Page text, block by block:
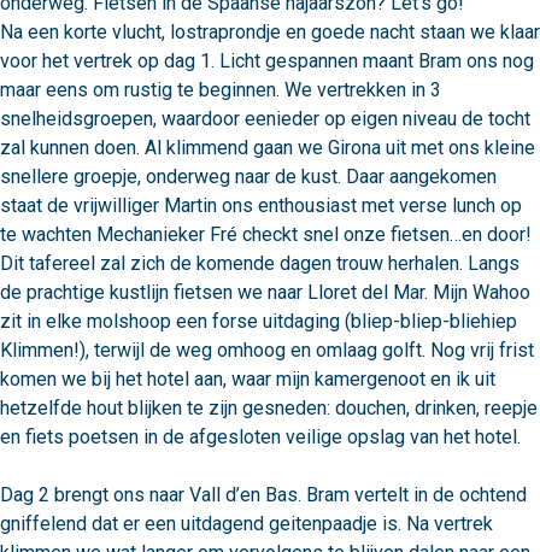
Na een korte vlucht, lostraprondje en goede nacht staan we klaar
voor het vertrek op dag 1. Licht gespannen maant Bram ons nog
maar eens om rustig te beginnen. We vertrekken in 3
snelheidsgroepen, waardoor eenieder op eigen niveau de tocht
zal kunnen doen. Al klimmend gaan we Girona uit met ons kleine
snellere groepje, onderweg naar de kust. Daar aangekomen
staat de vrijwilliger Martin ons enthousiast met verse lunch op
te wachten Mechanieker Fré checkt snel onze fietsen…en door!
Dit tafereel zal zich de komende dagen trouw herhalen. Langs
de prachtige kustlijn fietsen we naar Lloret del Mar. Mijn Wahoo
zit in elke molshoop een forse uitdaging (bliep-bliep-bliehiep
Klimmen!), terwijl de weg omhoog en omlaag golft. Nog vrij frist
komen we bij het hotel aan, waar mijn kamergenoot en ik uit
hetzelfde hout blijken te zijn gesneden: douchen, drinken, reepje
en fiets poetsen in de afgesloten veilige opslag van het hotel.
Dag 2 brengt ons naar Vall d’en Bas. Bram vertelt in de ochtend
gniffelend dat er een uitdagend geitenpaadje is. Na vertrek